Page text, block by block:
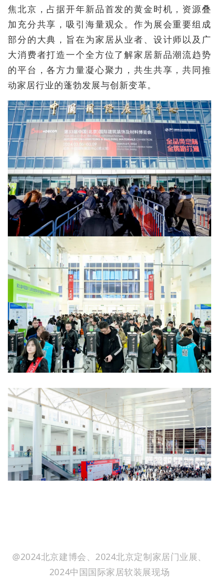
焦北京，占据开年新品首发的黄金时机，资源叠
加充分共享，吸引海量观众。作为展会重要组成
部分的大典，旨在为家居从业者、设计师以及广
大消费者打造一个全方位了解家居新品潮流趋势
的平台，各方力量凝心聚力，共生共享，共同推
动家居行业的蓬勃发展与创新变革。
@2024北京建博会、2024北京定制家居门业展、
2024中国国际家居软装展现场